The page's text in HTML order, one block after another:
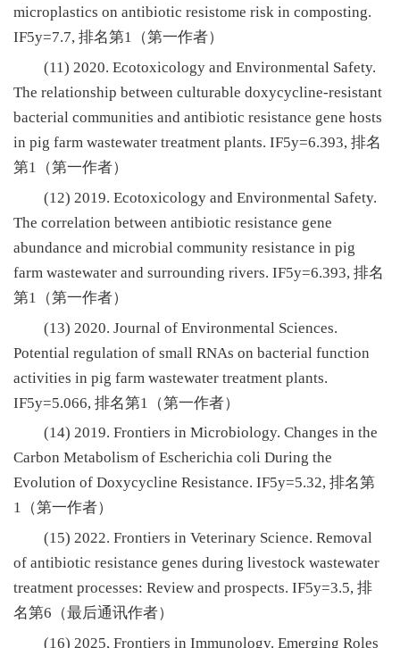
microplastics on antibiotic resistome risk in composting.
IF5y=7.7, 排名第1（第一作者）
(11) 2020. Ecotoxicology and Environmental Safety.
The relationship between culturable doxycycline-resistant
bacterial communities and antibiotic resistance gene hosts
in pig farm wastewater treatment plants. IF5y=6.393, 排名
第1（第一作者）
(12) 2019. Ecotoxicology and Environmental Safety.
The correlation between antibiotic resistance gene
abundance and microbial community resistance in pig
farm wastewater and surrounding rivers. IF5y=6.393, 排名
第1（第一作者）
(13) 2020. Journal of Environmental Sciences.
Potential regulation of small RNAs on bacterial function
activities in pig farm wastewater treatment plants.
IF5y=5.066, 排名第1（第一作者）
(14) 2019. Frontiers in Microbiology. Changes in the
Carbon Metabolism of Escherichia coli During the
Evolution of Doxycycline Resistance. IF5y=5.32, 排名第
1（第一作者）
(15) 2022. Frontiers in Veterinary Science. Removal
of antibiotic resistance genes during livestock wastewater
treatment processes: Review and prospects. IF5y=3.5, 排
名第6（最后通讯作者）
(16) 2025, Frontiers in Immunology. Emerging Roles